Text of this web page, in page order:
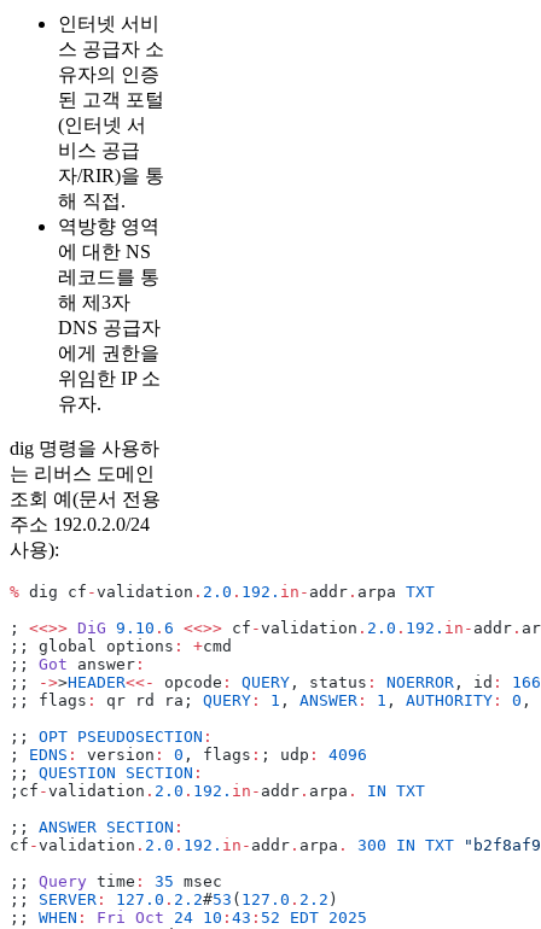
인터넷 서비
스 공급자 소
유자의 인증
된 고객 포털
(인터넷 서
비스 공급
자/RIR)을 통
해 직접.
역방향 영역
에 대한 NS
레코드를 통
해 제3자
DNS 공급자
에게 권한을
위임한 IP 소
유자.
dig 명령을 사용하
는 리버스 도메인
조회 예(문서 전용
주소 192.0.2.0/24
사용):
% dig cf -validation . 2.0 . 192. in - addr . arpa TXT
; <<>> DiG 9.10 . 6 <<>> cf -validation . 2.0 . 192. in - addr .
;; global options : +cmd
;; Got answer :
;;
->>HEADER<<- opcode : QUERY , status : NOERROR , id :
;; flags : qr rd ra; QUERY : 1 , ANSWER : 1 , AUTHORITY : 0 ,
;; OPT PSEUDOSECTION :
; EDNS : version : 0 , flags : ; udp :
4096
;; QUESTION SECTION :
;cf -validation . 2.0 . 192. in - addr . arpa . IN TXT
;; ANSWER SECTION :
cf -validation . 2.0 . 192. in - addr . arpa . 300 IN TXT
;; Query time : 35 msec
;; SERVER : 127.0 . 2.2#53 ( 127.0 . 2.2 )
;; WHEN : Fri Oct 24 10 : 43 : 52 EDT 2025